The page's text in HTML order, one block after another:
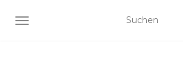
NAVIGATION UMSCHALTEN